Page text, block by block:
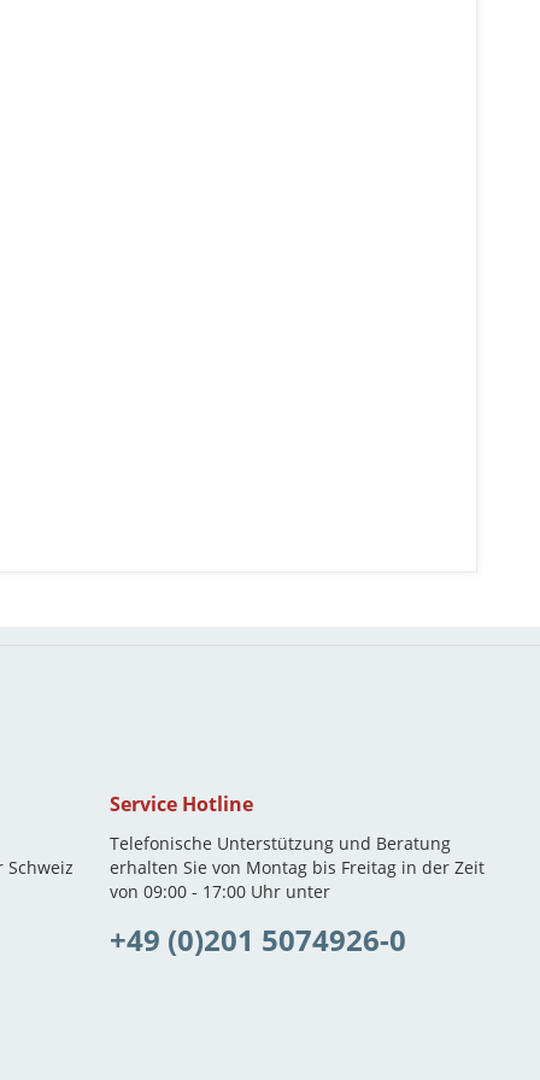
Service Hotline
Telefonische Unterstützung und Beratung
erhalten Sie von Montag bis Freitag in der Zeit
von 09:00 - 17:00 Uhr unter
+49 (0)201 5074926-0